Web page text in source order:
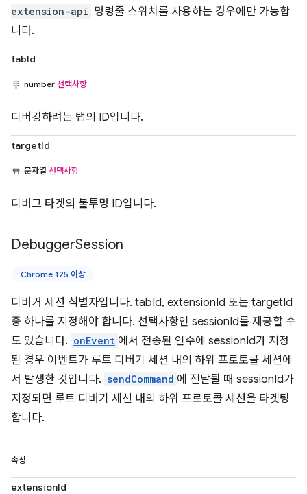
extension-api 명령줄 스위치를 사용하는 경우에만 가능합
니다.
tabId
number 선택사항
디버깅하려는 탭의 ID입니다.
targetId
문자열 선택사항
디버그 타겟의 불투명 ID입니다.
DebuggerSession
Chrome 125 이상
디버거 세션 식별자입니다. tabId, extensionId 또는 targetId
중 하나를 지정해야 합니다. 선택사항인 sessionId를 제공할 수
도 있습니다. onEvent 에서 전송된 인수에 sessionId가 지정
된 경우 이벤트가 루트 디버기 세션 내의 하위 프로토콜 세션에
서 발생한 것입니다. sendCommand 에 전달될 때 sessionId가
지정되면 루트 디버기 세션 내의 하위 프로토콜 세션을 타겟팅
합니다.
속성
extensionId